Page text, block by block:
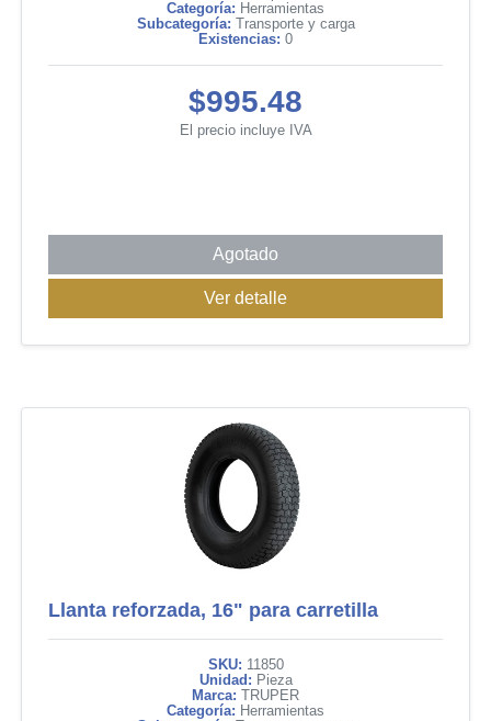
Categoría: Herramientas
Subcategoría: Transporte y carga
Existencias: 0
$995.48
El precio incluye IVA
Agotado
Ver detalle
Llanta reforzada, 16" para carretilla
SKU: 11850
Unidad: Pieza
Marca: TRUPER
Categoría: Herramientas